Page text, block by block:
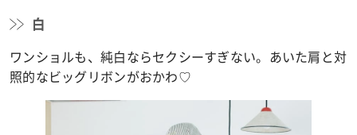
白
ワンショルも、純白ならセクシーすぎない。あいた肩と対
照的なビッグリボンがおかわ♡